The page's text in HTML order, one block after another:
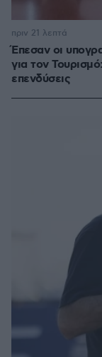
Έπεσαν οι
για τον
επενδύσεις
πριν 21 λεπτά